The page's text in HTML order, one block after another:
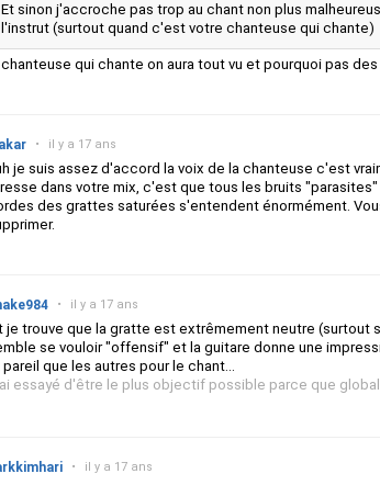
Et sinon j'accroche pas trop au chant non plus
l'instrut (surtout quand c'est votre chanteuse qui chante)
chanteuse qui chante on aura tout vu et pourquoi pas
• il y a 17 ans
je suis assez d'accord la voix de la chanteuse c'est
dans votre mix, c'est que tous les bruits
des grattes saturées s'entendent énormément.
• il y a 17 ans
je trouve que la gratte est extrêmement neutre (surtout
se vouloir "offensif" et la guitare donne une
pareil que les autres pour le chant...
essayé d'être le plus objectif possible parce que
• il y a 17 ans